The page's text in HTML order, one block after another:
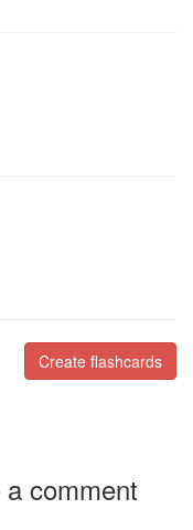
Create flashcards
comment